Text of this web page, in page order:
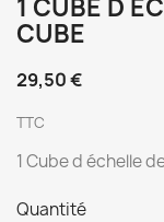
1 CUBE D
CUBE
29,50 €
TTC
1 Cube d échelle
Quantité